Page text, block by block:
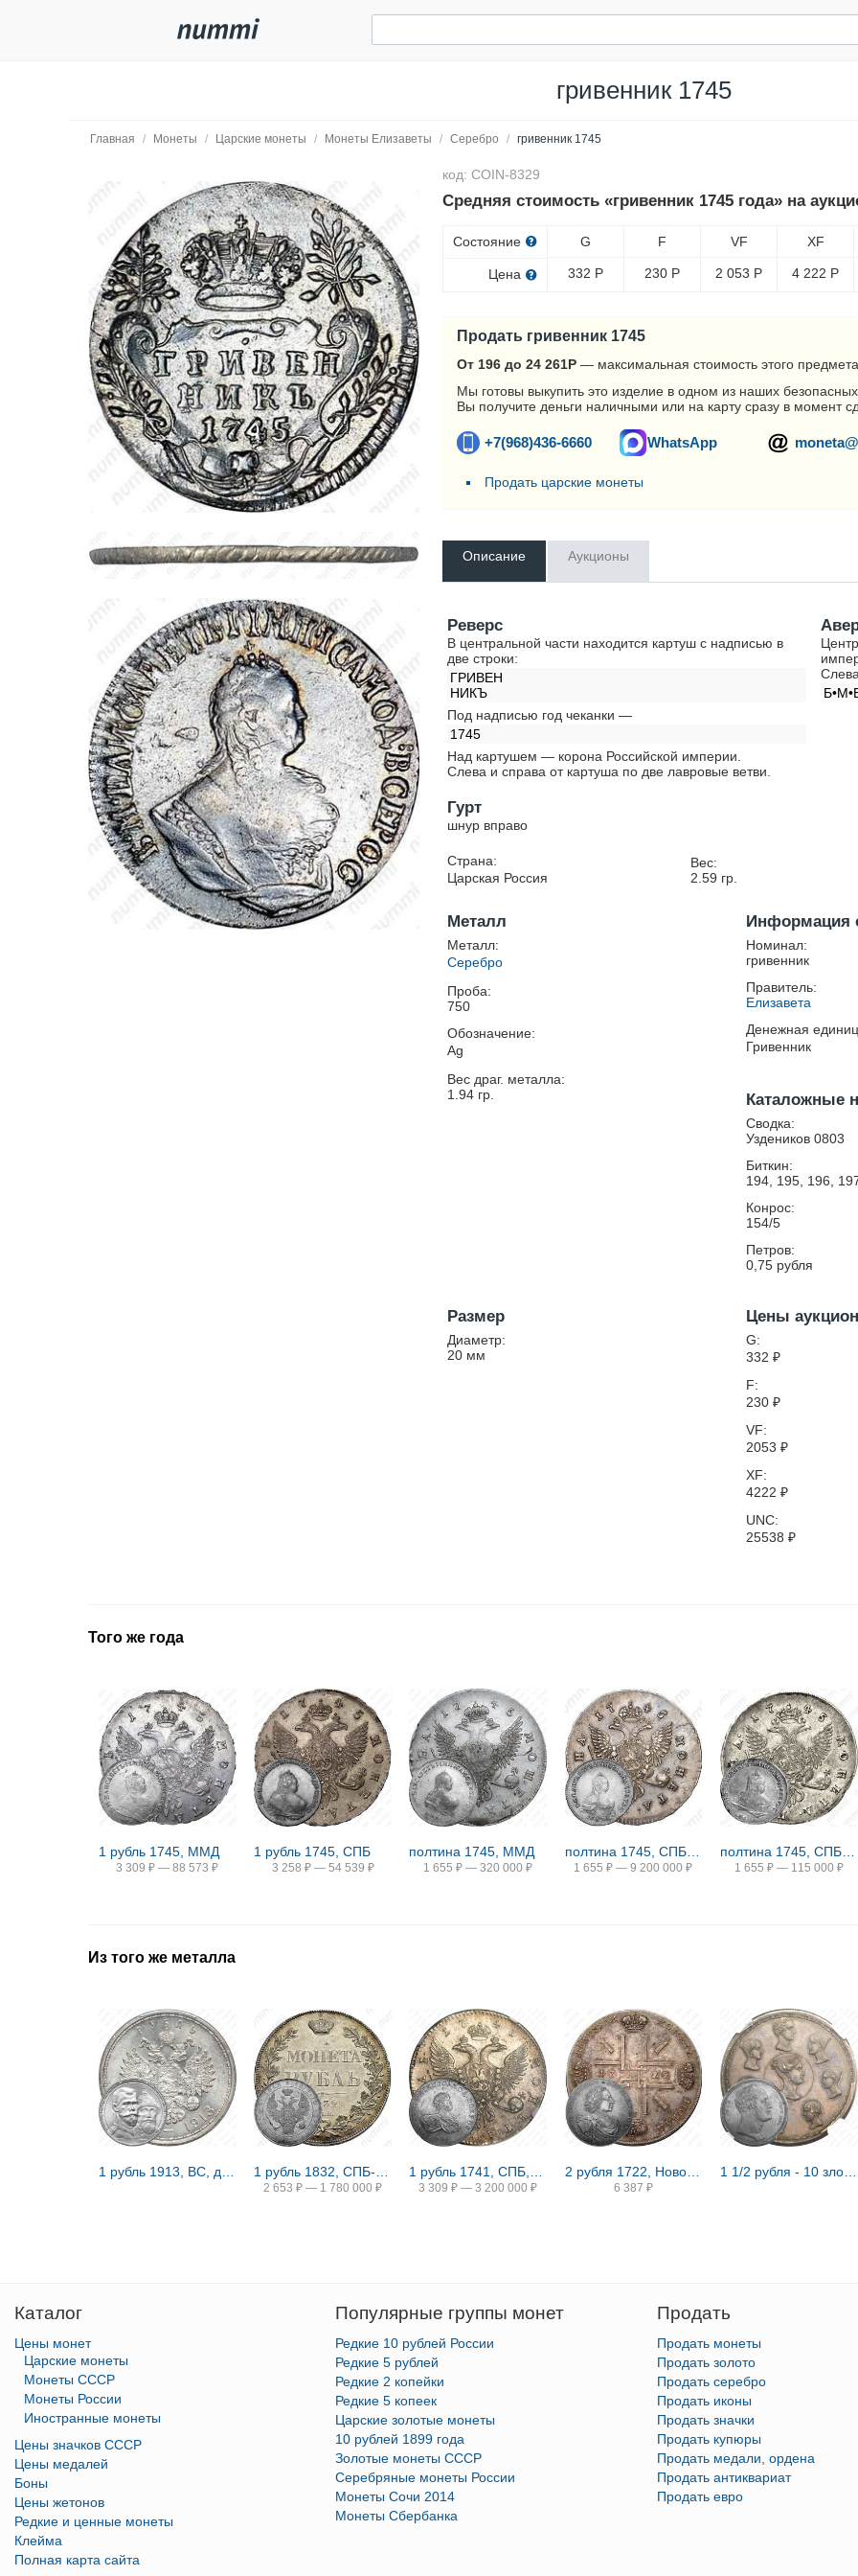
гривенник 1745
Главная / Монеты / Царские монеты / Монеты Елизаветы / Серебро / гривенник 1745
код: COIN-8329
Средняя стоимость «гривенник 1745 года» на
Состояние
Цена
G
332 Р
F
230 Р
VF
2 053 Р
XF
4 222 Р
Продать гривенник 1745
От 196 до 24 261Р — максимальная стоимость этого
Мы готовы выкупить это изделие в одном из наших
Вы получите деньги наличными или на карту сразу в момент
+7(968)436-6660 WhatsApp
Продать царские монеты
Описание Аукционы
Реверс
В центральной части находится картуш с надписью в
две строки:
ГРИВЕН
НИКЪ
Под надписью год чеканки —
1745
Над картушем — корона Российской империи.
Слева и справа от картуша по две лавровые ветви.
Гурт
шнур вправо
Страна:
Царская Россия
Вес:
2.59 гр.
Металл
Металл:
Серебро
Проба:
750
Обозначение:
Ag
Вес драг. металла:
1.94 гр.
Информация
Номинал:
гривенник
Правитель:
Елизавета
Денежная
Гривенник
Каталожные
Сводка:
Уздеников 0803
Биткин:
194, 195, 196,
Конрос:
154/5
Петров:
0,75 рубля
Размер
Диаметр:
20 мм
Цены
G:
332 ₽
F:
230 ₽
VF:
2053 ₽
XF:
4222 ₽
UNC:
25538 ₽
Того же года
1 рубль 1745, ММД
3 309 ₽ — 88 573 ₽
1 рубль 1745, СПБ
3 258 ₽ — 54 539 ₽
полтина 1745, ММД
1 655 ₽ — 320 000 ₽
полтина 1745, СПБ, поясной портрет
1 655 ₽ — 9 200 000 ₽
полтина 1745, СПБ, погрудный портрет
1 655 ₽ — 115 000 ₽
Из того же металла
2 653 ₽ — 1 780 000 ₽ 3 309 ₽ — 3 200 000 ₽
2 рубля 1722, Новодел
6 387 ₽
1 1/2 рубля - 10 злотых 1836, семейный, П. У., Новодел
Каталог
Цены монет
Царские монеты
Монеты СССР
Монеты России
Иностранные монеты
Цены значков СССР
Цены медалей
Боны
Цены жетонов
Редкие и ценные монеты
Клейма
Полная карта сайта
Популярные группы монет
Редкие 10 рублей России
Редкие 5 рублей
Редкие 2 копейки
Редкие 5 копеек
Царские золотые монеты
10 рублей 1899 года
Золотые монеты СССР
Серебряные монеты России
Монеты Сочи 2014
Монеты Сбербанка
Продать
Продать монеты
Продать золото
Продать серебро
Продать иконы
Продать значки
Продать купюры
Продать медали, ордена
Продать антиквариат
Продать евро